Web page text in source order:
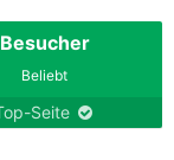
Besucher
Beliebt
Seite